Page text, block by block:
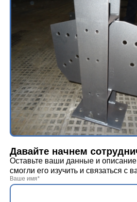
Давайте начнем
Оставьте ваши данные и
смогли его изучить и связаться с
Ваше имя*